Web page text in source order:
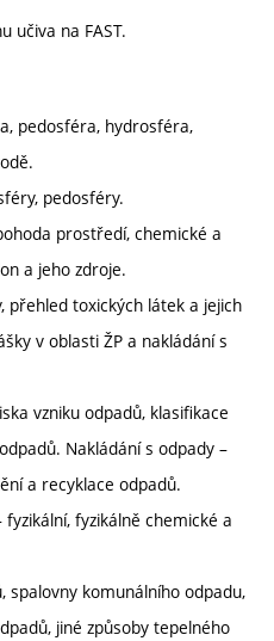
učiva na FAST.
pedosféra, hydrosféra,
pedosféry.
prostředí, chemické a
a jeho zdroje.
přehled toxických látek a jejich
v oblasti ŽP a nakládání s
vzniku odpadů, klasifikace
Nakládání s odpady –
a recyklace odpadů.
fyzikálně chemické a
spalovny komunálního odpadu,
jiné způsoby tepelného